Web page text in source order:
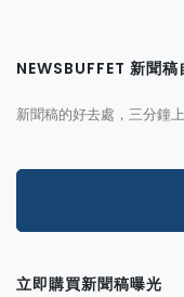
NEWSBUFFET 新聞稿
新聞稿的好去處，三分鐘
立即購買新聞稿曝光